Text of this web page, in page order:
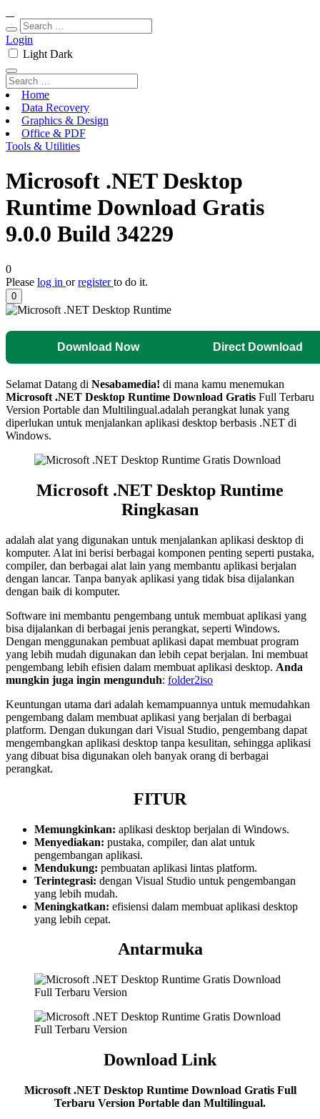
Login
Light Dark
Home
Data Recovery
Graphics & Design
Office & PDF
Tools & Utilities
Microsoft .NET Desktop
Runtime Download Gratis
9.0.0 Build 34229
0
Please log in orregisterto do it.
0
Download Now Direct Download
Selamat Datang di Nesabamedia! di mana kamu menemukan
Microsoft .NET Desktop Runtime Download Gratis Full Terbaru
Version Portable dan Multilingual.adalah perangkat lunak yang
diperlukan untuk menjalankan aplikasi desktop berbasis .NET di
Windows.
Microsoft .NET Desktop Runtime
Ringkasan
adalah alat yang digunakan untuk menjalankan aplikasi desktop di
komputer. Alat ini berisi berbagai komponen penting seperti pustaka,
compiler, dan berbagai alat lain yang membantu aplikasi berjalan
dengan lancar. Tanpa banyak aplikasi yang tidak bisa dijalankan
dengan baik di komputer.
Software ini membantu pengembang untuk membuat aplikasi yang
bisa dijalankan di berbagai jenis perangkat, seperti Windows.
Dengan menggunakan pembuat aplikasi dapat membuat program
yang lebih mudah digunakan dan lebih cepat berjalan. Ini membuat
pengembang lebih efisien dalam membuat aplikasi desktop. Anda
mungkin juga ingin mengunduh: folder2iso
Keuntungan utama dari adalah kemampuannya untuk memudahkan
pengembang dalam membuat aplikasi yang berjalan di berbagai
platform. Dengan dukungan dari Visual Studio, pengembang dapat
mengembangkan aplikasi desktop tanpa kesulitan, sehingga aplikasi
yang dibuat bisa digunakan oleh banyak orang di berbagai
perangkat.
FITUR
Memungkinkan: aplikasi desktop berjalan di Windows.
Menyediakan: pustaka, compiler, dan alat untuk
pengembangan aplikasi.
Mendukung: pembuatan aplikasi lintas platform.
Terintegrasi: dengan Visual Studio untuk pengembangan
yang lebih mudah.
Meningkatkan: efisiensi dalam membuat aplikasi desktop
yang lebih cepat.
Antarmuka
Download Link
Microsoft .NET Desktop Runtime Download Gratis Full
Terbaru Version Portable dan Multilingual.